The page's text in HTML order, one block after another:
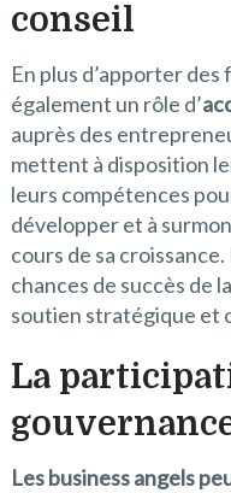
conseil
En plus d’apporter
également un rôle d’
auprès des
mettent à disposition
leurs compétences
développer et à
cours de sa
chances de succès de
soutien stratégique et
La
Les business angels